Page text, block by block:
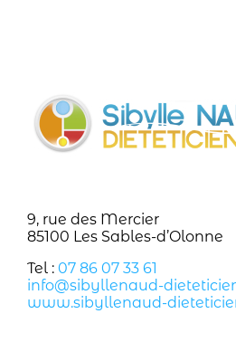
9, rue des Mercier
85100 Les Sables-d’Olonne
Tel : 07 86 07 33 61
info@sibyllenaud-
www.sibyllenaud-